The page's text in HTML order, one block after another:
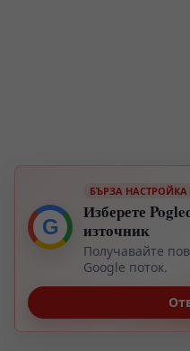
G
БЪРЗА НАСТРОЙКА
Изберете
източник
Получавайте
Google поток.